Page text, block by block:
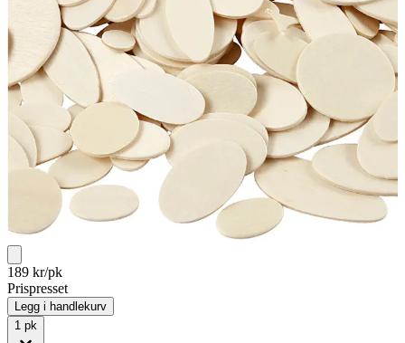
189 kr/pk
Prispresset
Legg i handlekurv
1 pk